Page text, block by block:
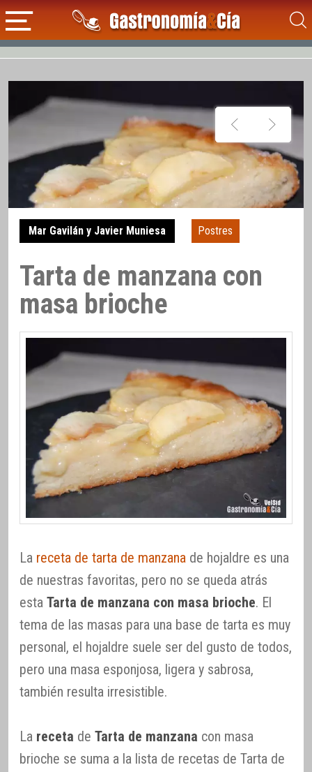
Mar Gavilán y Javier Muniesa Postres
Tarta de manzana con
masa brioche
La receta de tarta de manzana de hojaldre es una
de nuestras favoritas, pero no se queda atrás
esta Tarta de manzana con masa brioche. El
tema de las masas para una base de tarta es muy
personal, el hojaldre suele ser del gusto de todos,
pero una masa esponjosa, ligera y sabrosa,
también resulta irresistible.
La receta de Tarta de manzana con masa
brioche se suma a la lista de recetas de Tarta de